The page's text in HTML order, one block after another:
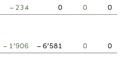
– 234 0 0
0
– 1’906 – 6’581 0
0